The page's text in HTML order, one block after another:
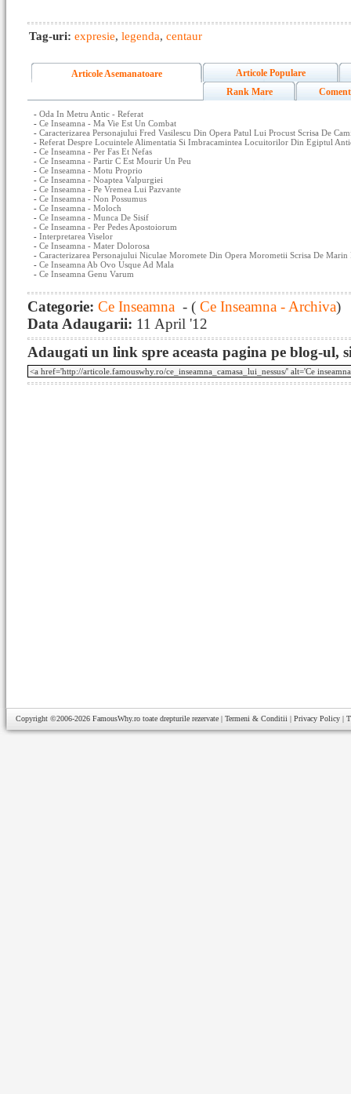
Tag-uri: expresie, legenda, centaur
Articole Asemanatoare
Articole Populare
Rank Mare
- Oda In Metru Antic - Referat
- Ce Inseamna - Ma Vie Est Un Combat
- Caracterizarea Personajului Fred Vasilescu Din Opera Patul Lui Procust Scrisa De
- Referat Despre Locuintele Alimentatia Si Imbracamintea Locuitorilor Din Egiptul
- Ce Inseamna - Per Fas Et Nefas
- Ce Inseamna - Partir C Est Mourir Un Peu
- Ce Inseamna - Motu Proprio
- Ce Inseamna - Noaptea Valpurgiei
- Ce Inseamna - Pe Vremea Lui Pazvante
- Ce Inseamna - Non Possumus
- Ce Inseamna - Moloch
- Ce Inseamna - Munca De Sisif
- Ce Inseamna - Per Pedes Apostoiorum
- Interpretarea Viselor
- Ce Inseamna - Mater Dolorosa
- Caracterizarea Personajului Niculae Moromete Din Opera Morometii Scrisa De Marin
- Ce Inseamna Ab Ovo Usque Ad Mala
- Ce Inseamna Genu Varum
Categorie: Ce Inseamna - ( Ce Inseamna - Archiva)
Data Adaugarii: 11 April '12
Adaugati un link spre aceasta pagina pe blog-ul,
Copyright ©2006-2026 FamousWhy.ro toate drepturile rezervate | Termeni & Conditii | Privacy Policy |